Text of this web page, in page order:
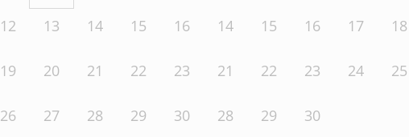
12 13 14 15 16
19 20 21 22 23
26 27 28 29 30
14 15 16 17 18
21 22 23 24 25
28 29 30